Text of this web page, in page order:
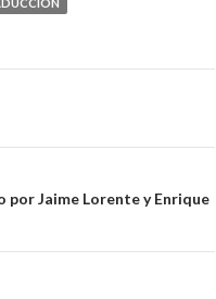
por Jaime Lorente y Enrique